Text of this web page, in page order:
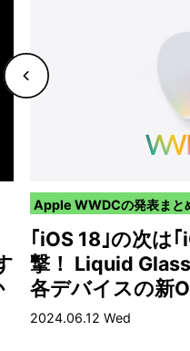
Apple WWDCの発表まと
｢iOS 18｣の次は
撃！ Liquid
各デバイスの新
2024.06.12 Wed